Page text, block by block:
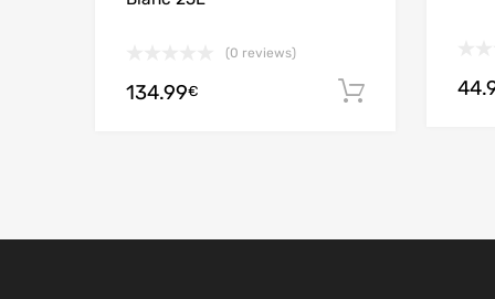
(0 reviews)
134.99€ Ajouter au